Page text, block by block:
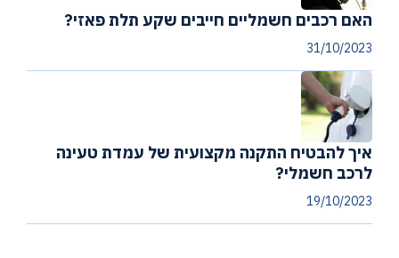
האם רכבים חשמליים חייבים שקע תלת פאזי?
31/10/2023
איך להבטיח התקנה מקצועית של עמדת טעינה
לרכב חשמלי?
19/10/2023